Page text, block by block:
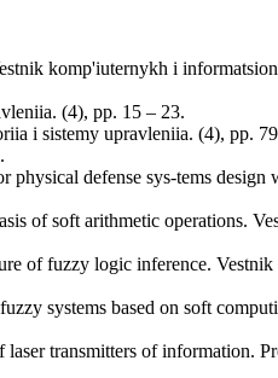
komp'iuternykh i
(4), pp. 15 – 23.
i sistemy upravleniia. (4), pp.
physical defense sys-tems design
of soft arithmetic operations.
of fuzzy logic inference.
systems based on soft
transmitters of information.